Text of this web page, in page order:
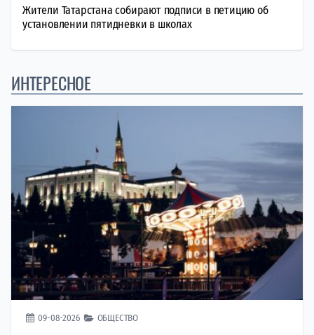
Жители Татарстана собирают подписи в петицию об
установлении пятидневки в школах
ИНТЕРЕСНОЕ
09-08-2026 ОБЩЕСТВО